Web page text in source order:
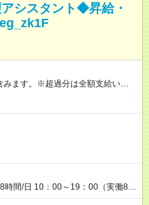
アシスタント◆昇給・
ます。※超過分は全額支給いたし
／月 みなし残業時間 10時間／月
規程により決定します。 ーー
仕事での成果にあわせて昇給しま
長の裁量でさらにプラスの昇給
につながる環境です。 【試用
の長さ：3ヶ月 雇用形態、給与は
時間/日 10：00～19：00（実働8時
す。